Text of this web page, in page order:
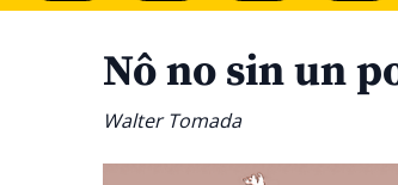
Nô no sin un
Walter Tomada